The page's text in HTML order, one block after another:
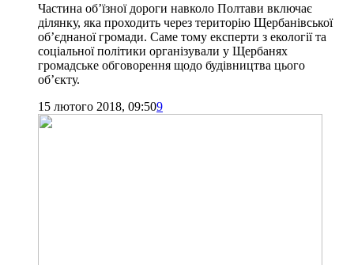
Частина об’їзної дороги навколо Полтави включає
ділянку, яка проходить через територію Щербанівської
об’єднаної громади. Саме тому експерти з екології та
соціальної політики організували у Щербанях
громадське обговорення щодо будівництва цього
об’єкту.
15 лютого 2018, 09:509